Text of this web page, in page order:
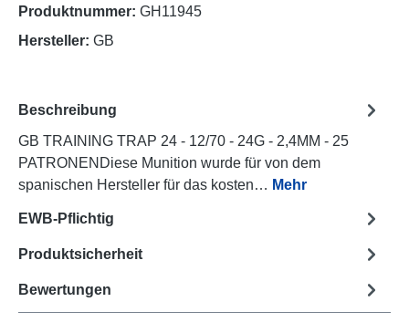
Produktnummer: GH11945
Hersteller: GB
Beschreibung
GB TRAINING TRAP 24 - 12/70 - 24G - 2,4MM - 25
PATRONENDiese Munition wurde für von dem
spanischen Hersteller für das kosten… Mehr
EWB-Pflichtig
Produktsicherheit
Bewertungen